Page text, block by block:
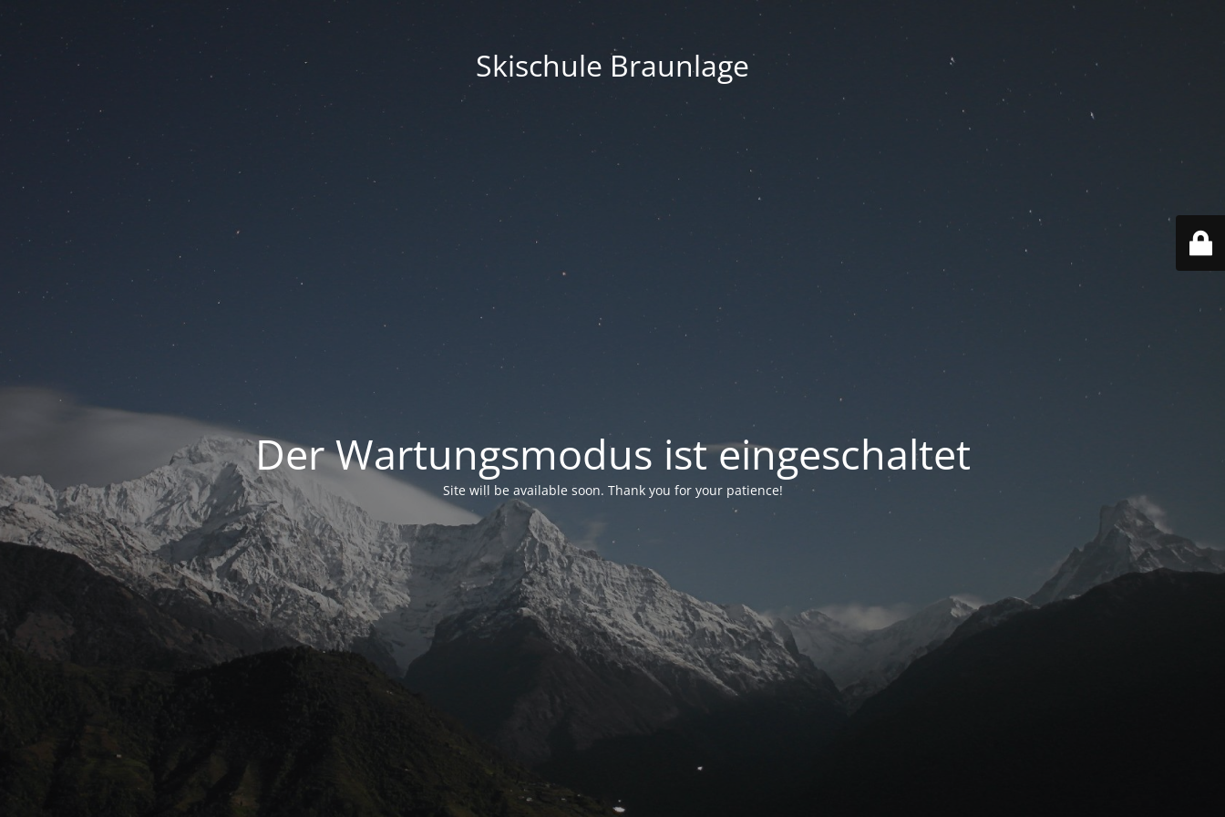
Skischule Braunlage
Der Wartungsmodus ist eingeschaltet
Site will be available soon. Thank you for your patience!